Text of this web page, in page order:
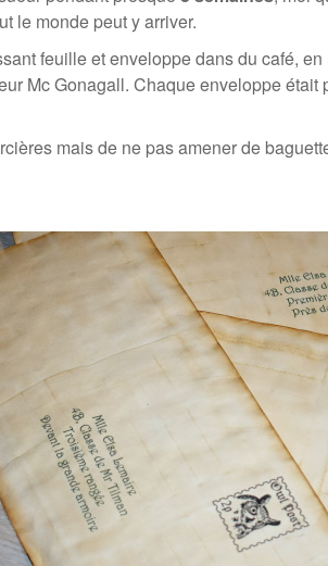
le monde peut y arriver.
feuille et enveloppe dans du café,
Mc Gonagall. Chaque enveloppe
mais de ne pas amener de